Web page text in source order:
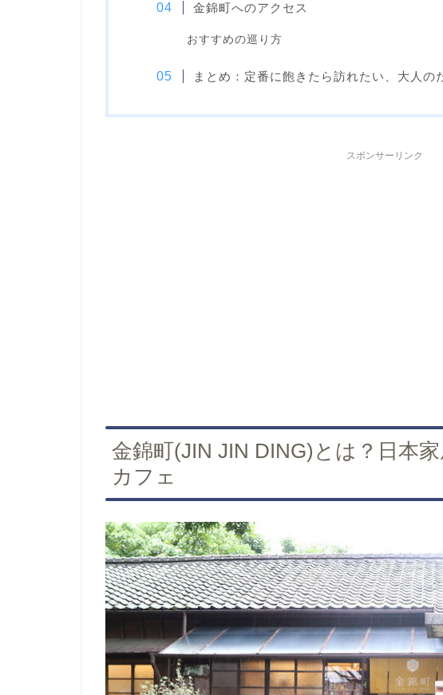
金錦町へのアクセス
おすすめの巡り方
まとめ：定番に飽きたら訪れたい、大人の
スポンサーリンク
金錦町(JIN JIN DING)とは？日本
カフェ